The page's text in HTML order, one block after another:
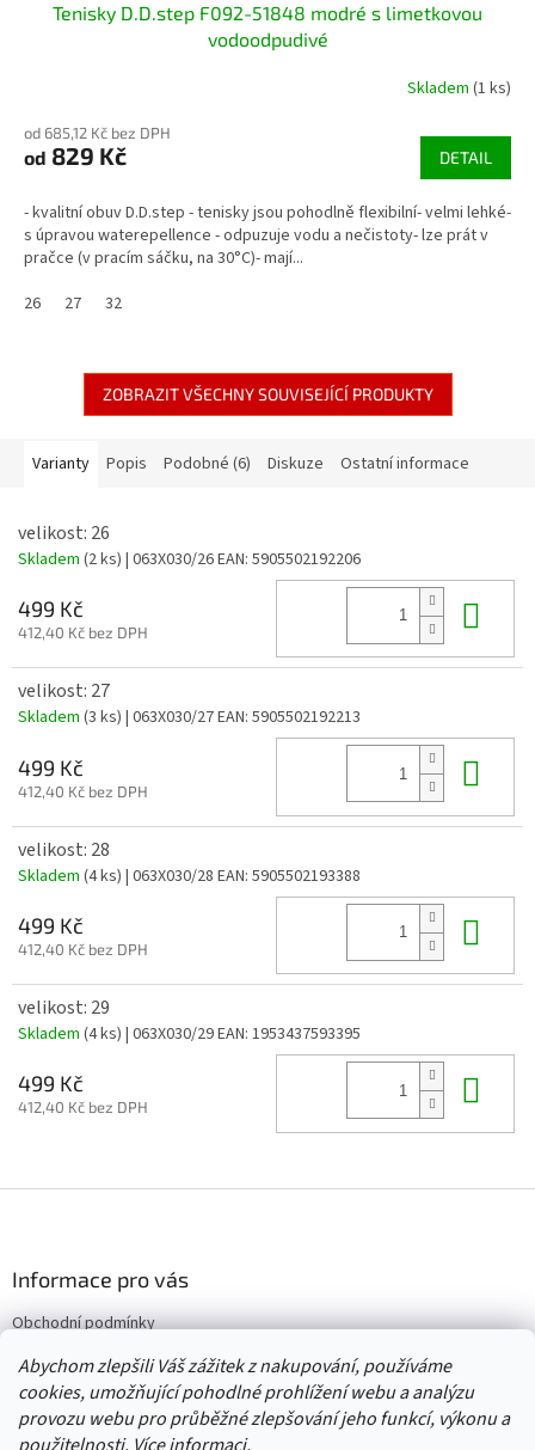
Abychom zlepšili Váš zážitek z nakupování, používáme
cookies, umožňující pohodlné prohlížení webu a analýzu
provozu webu pro průběžné zlepšování jeho funkcí, výkonu a
Tenisky D.D.step F092-51848 modré s limetkovou
vodoodpudivé
Skladem (1 ks)
od 685,12 Kč bez DPH
od 829 Kč DETAIL
- kvalitní obuv D.D.step - tenisky jsou pohodlně flexibilní- velmi lehké-
s úpravou waterepellence - odpuzuje vodu a nečistoty- lze prát v
pračce (v pracím sáčku, na 30°C)- mají...
26
27 32
ZOBRAZIT VŠECHNY SOUVISEJÍCÍ PRODUKTY
Varianty Popis Podobné (6) Diskuze Ostatní informace
velikost: 26
Skladem (2 ks) | 063X030/26EAN: 5905502192206
499 Kč
412,40 Kč bez DPH
velikost: 27
Skladem (3 ks) | 063X030/27EAN: 5905502192213
499 Kč
412,40 Kč bez DPH
velikost: 28
Skladem (4 ks) | 063X030/28 EAN: 5905502193388
499 Kč
412,40 Kč bez DPH
velikost: 29
Skladem (4 ks) | 063X030/29EAN: 1953437593395
499 Kč
412,40 Kč bez DPH
í
Informace pro vás
Obchodní podmínky
Vrácení/výměna/reklamace
Velkoobchod